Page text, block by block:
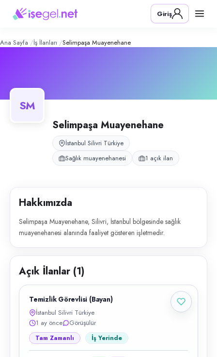
Muayenehane – Şirket
Konum:
Selimpaşa Muayenehane, Silivri, İstanbul bölgesinde sağlık
Giriş
Ana Sayfa İş İlanları Selimpaşa Muayenehane
SM
Selimpaşa Muayenehane
İstanbul Silivri Türkiye
Sağlık muayenehanesi
1 açık ilan
Hakkımızda
Selimpaşa Muayenehane, Silivri, İstanbul bölgesinde sağlık
muayenehanesi alanında faaliyet gösteren işletmedir.
Açık İlanlar (1)
Temizlik Görevlisi (Bayan)
İstanbul Silivri Türkiye
1 ay önce
Görüşülür
Tam Zamanlı İş Yerinde